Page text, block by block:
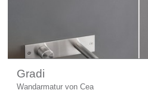
Gradi
Wandarmatur von Cea